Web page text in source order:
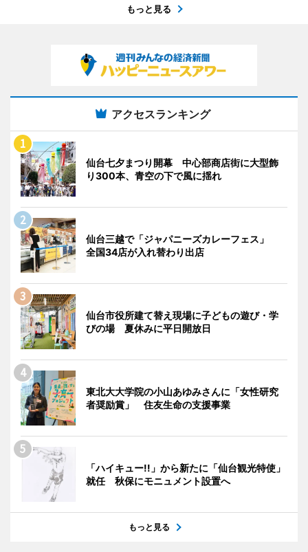
もっと見る
アクセスランキング
仙台七夕まつり開幕 中心部商店街に大型飾
り300本、青空の下で風に揺れ
仙台三越で「ジャパニーズカレーフェス」
全国34店が入れ替わり出店
仙台市役所建て替え現場に子どもの遊び・学
びの場 夏休みに平日開放日
東北大大学院の小山あゆみさんに「女性研究
者奨励賞」 住友生命の支援事業
「ハイキュー!!」から新たに「仙台観光特使」
就任 秋保にモニュメント設置へ
もっと見る